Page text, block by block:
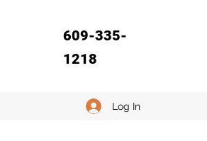
609-335-
1218
Log In